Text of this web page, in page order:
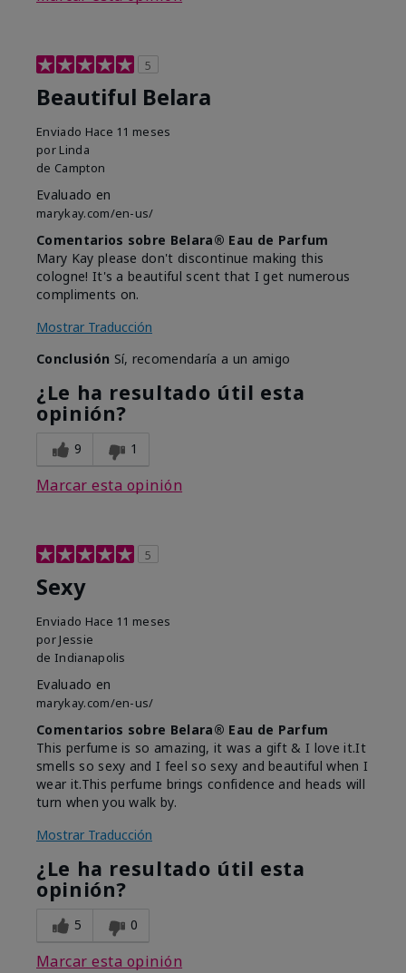
5
Beautiful Belara
Enviado Hace 11 meses
por Linda
de Campton
Evaluado en
marykay.com/en-us/
Comentarios sobre Belara® Eau de Parfum
Mary Kay please don't discontinue making this
cologne! It's a beautiful scent that I get numerous
compliments on.
Mostrar Traducción
Conclusión Sí, recomendaría a un amigo
¿Le ha resultado útil esta
opinión?
9 1
Marcar esta opinión
5
Sexy
Enviado Hace 11 meses
por Jessie
de Indianapolis
Evaluado en
marykay.com/en-us/
Comentarios sobre Belara® Eau de Parfum
This perfume is so amazing, it was a gift & I love it.It
smells so sexy and I feel so sexy and beautiful when I
wear it.This perfume brings confidence and heads will
turn when you walk by.
Mostrar Traducción
¿Le ha resultado útil esta
opinión?
5 0
Marcar esta opinión